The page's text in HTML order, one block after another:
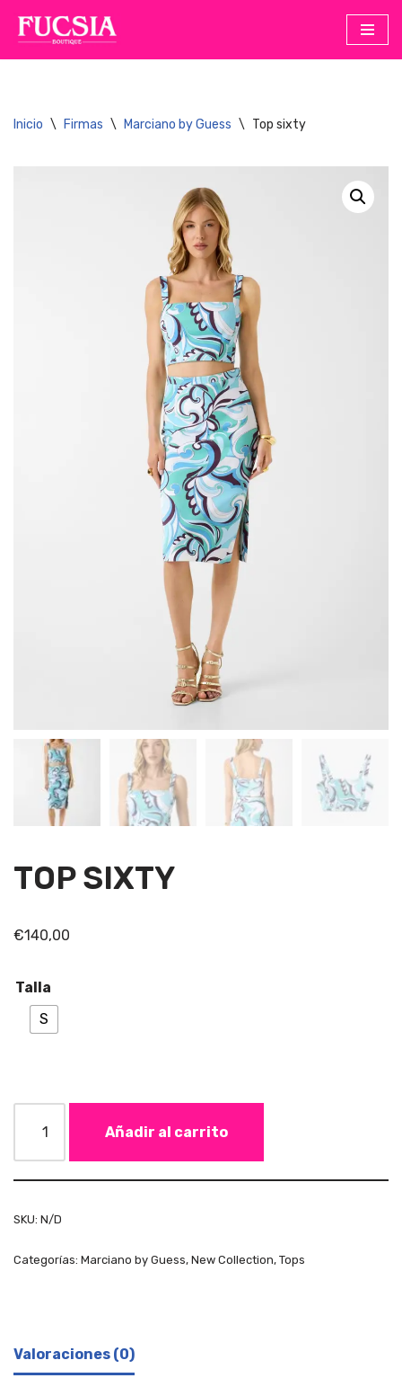
Saltar
Inicio \ Firmas \ Marciano by Guess \ Top sixty
TOP SIXTY
€140,00
Talla
S
Añadir al carrito
SKU: N/D
Categorías: Marciano by Guess, New Collection, Tops
Valoraciones (0)